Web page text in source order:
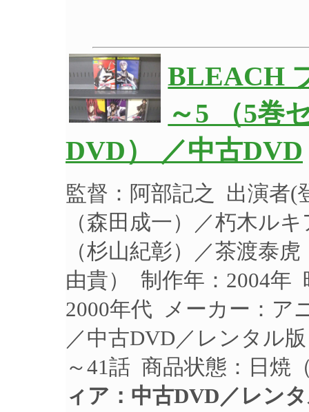
BLEACH
～5 （5巻
DVD） ／中古DVD
監督：阿部記之 出演者(
（森田成一）／朽木ル
（杉山紀彰）／茶渡泰
由貴） 制作年：2004年
2000年代 メーカー：ア
／中古DVD／レンタル
～41話 商品状態：日焼
ィア：中古DVD／レン